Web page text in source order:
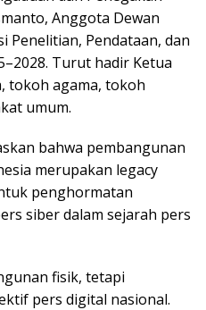
Anggota Dewan
Penelitian, Pendataan, dan
Turut hadir Ketua
tokoh agama, tokoh
umum.
bahwa pembangunan
merupakan legacy
penghormatan
siber dalam sejarah pers
fisik, tetapi
pers digital nasional.